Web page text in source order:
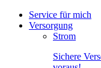
Service für mich
Versorgung
Strom
Sichere